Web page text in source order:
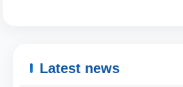
Latest news